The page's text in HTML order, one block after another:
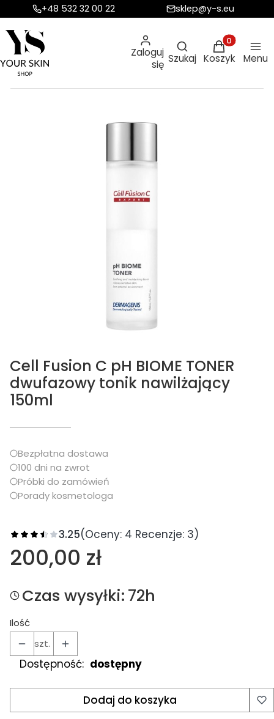
+48 532 32 00 22 sklep@y-s.eu
Zaloguj
się
Otwórz
Szukaj
Produkty w
Koszyk Menu
Cell Fusion C pH BIOME TONER
dwufazowy tonik nawilżający
150ml
Bezpłatna dostawa
100 dni na zwrot
Próbki do zamówień
Porady kosmetologa
3.25(Oceny: 4 Recenzje: 3)
Cena
200,00 zł
Czas wysyłki:72h
Ilość
szt.
Dostępność: dostępny
Dodaj do koszyka